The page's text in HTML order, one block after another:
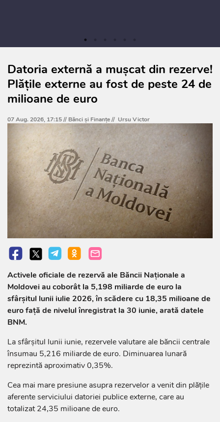
Datoria externă a mușcat din rezerve!
Plățile externe au fost de peste 24 de
milioane de euro
07 Aug. 2026, 17:15 // Bănci şi Finanţe// Ursu Victor
Activele oficiale de rezervă ale Băncii Naționale a
Moldovei au coborât la 5,198 miliarde de euro la
sfârșitul lunii iulie 2026, în scădere cu 18,35 milioane de
euro față de nivelul înregistrat la 30 iunie, arată datele
BNM.
La sfârșitul lunii iunie, rezervele valutare ale băncii centrale
însumau 5,216 miliarde de euro. Diminuarea lunară
reprezintă aproximativ 0,35%.
Cea mai mare presiune asupra rezervelor a venit din plățile
aferente serviciului datoriei publice externe, care au
totalizat 24,35 milioane de euro.